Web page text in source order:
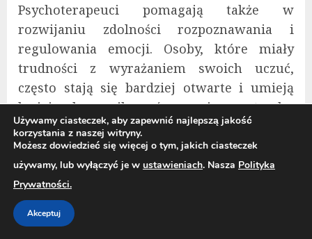
Psychoterapeuci pomagają także w
rozwijaniu zdolności rozpoznawania i
regulowania emocji. Osoby, które miały
trudności z wyrażaniem swoich uczuć,
często stają się bardziej otwarte i umieją
lepiej komunikować swoje potrzeby.
Rozwijanie tej umiejętności jest szczególnie
ważne w kontekście poprawy jakości relacji
interpersonalnych oraz w procesie
terapeutycznym. Dodatkowo, psychoterapia
wspiera pacjentów w nauce
konstruktywnego radzenia sobie z
Używamy ciasteczek, aby zapewnić najlepszą jakość
korzystania z naszej witryny.
Możesz dowiedzieć się więcej o tym, jakich ciasteczek
używamy, lub wyłączyć je w ustawieniach. Nasza Polityka
Prywatności.
Akceptuj